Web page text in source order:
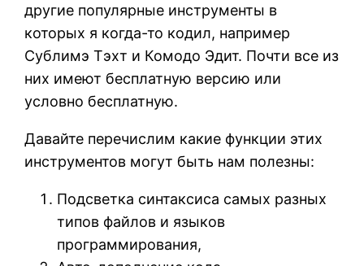
другие популярные инструменты в
которых я когда-то кодил, например
Сублимэ Тэxт и Комодо Эдит. Почти все из
них имеют бесплатную версию или
условно бесплатную.
Давайте перечислим какие функции этих
инструментов могут быть нам полезны:
Подсветка синтаксиса самых разных
типов файлов и языков
программирования,